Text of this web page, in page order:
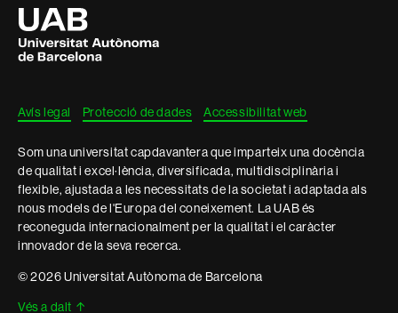
informació
legal
Universitat
Autònoma
de
Barcelona
Avís legal Protecció de dades Accessibilitat web
Som una universitat capdavantera que imparteix una docència
de qualitat i excel·lència, diversificada, multidisciplinària i
flexible, ajustada a les necessitats de la societat i adaptada als
nous models de l'Europa del coneixement. La UAB és
reconeguda internacionalment per la qualitat i el caràcter
innovador de la seva recerca.
© 2026 Universitat Autònoma de Barcelona
Vés a dalt ↑